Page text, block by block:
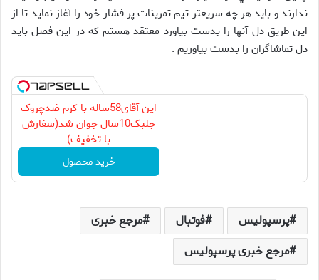
ندارند و بايد هر چه سريعتر تيم تمرينات پر فشار خود را آغاز نمايد تا از
اين طريق دل آنها را بدست بياورد معتقد هستم که در اين فصل بايد
دل تماشاگران را بدست بياوريم .
این آقای58ساله با کرم ضدچروک
جلبک10سال جوان شد(سفارش
با تخفیف)
خرید محصول
پرسپولیس فوتبال
مرجع خبری
مرجع خبری پرسپولیس